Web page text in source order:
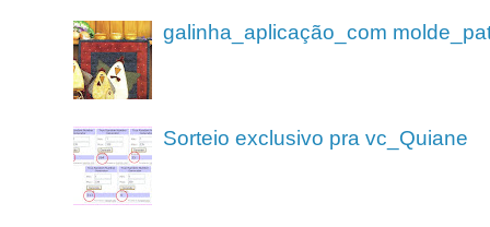
galinha_aplicação_com
Sorteio exclusivo pra vc_Quiane